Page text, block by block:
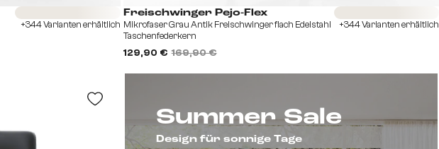
Summer Sale
Design für sonnige Tage
+344 Varianten erhältlich
Freischwinger Pejo-Flex
Mikrofaser Grau Antik Freischwinger flach Edelstahl
Taschenfederkern
129,90 € 169,90 €
+344 Varianten erhältlich